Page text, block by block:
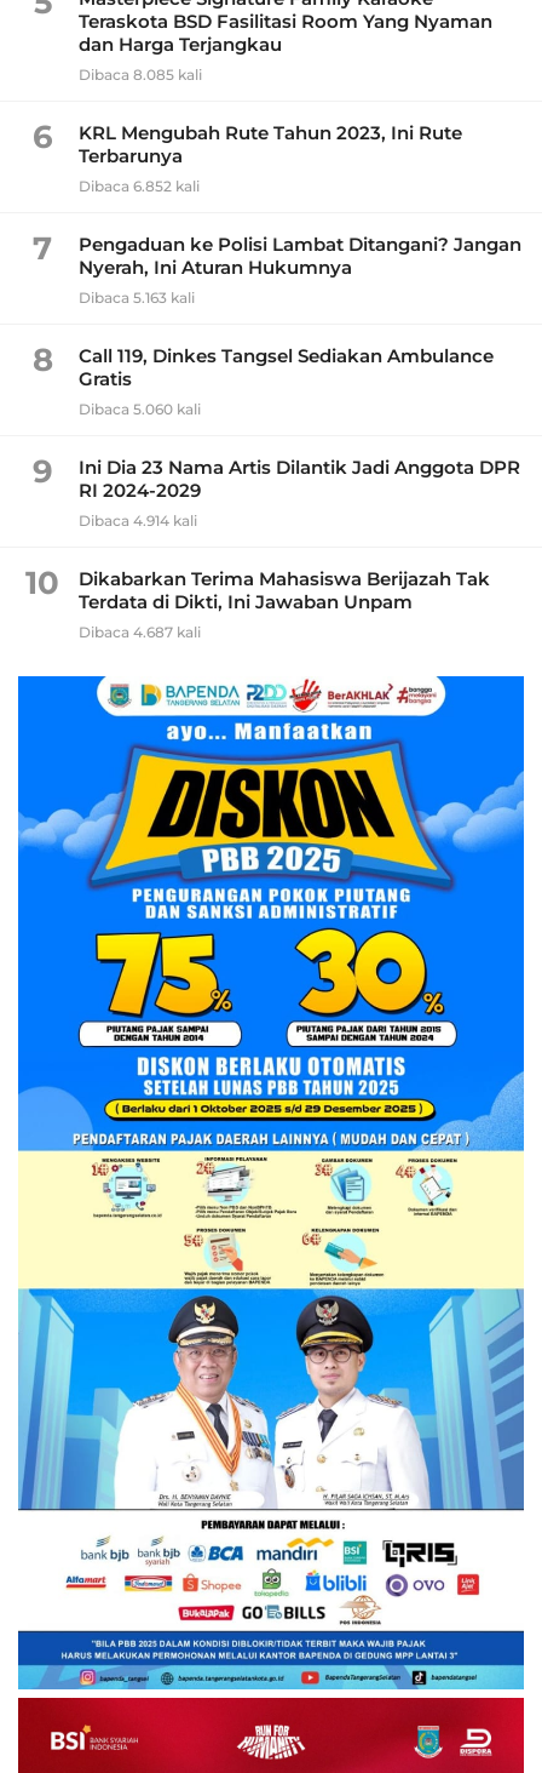
Teraskota BSD Fasilitasi Room Yang Nyaman
dan Harga Terjangkau
Dibaca 8.085 kali
6
KRL Mengubah Rute Tahun 2023, Ini Rute
Terbarunya
Dibaca 6.852 kali
7
Pengaduan ke Polisi Lambat Ditangani? Jangan
Nyerah, Ini Aturan Hukumnya
Dibaca 5.163 kali
8
Call 119, Dinkes Tangsel Sediakan Ambulance
Gratis
Dibaca 5.060 kali
9
Ini Dia 23 Nama Artis Dilantik Jadi Anggota DPR
RI 2024-2029
Dibaca 4.914 kali
10
Dikabarkan Terima Mahasiswa Berijazah Tak
Terdata di Dikti, Ini Jawaban Unpam
Dibaca 4.687 kali